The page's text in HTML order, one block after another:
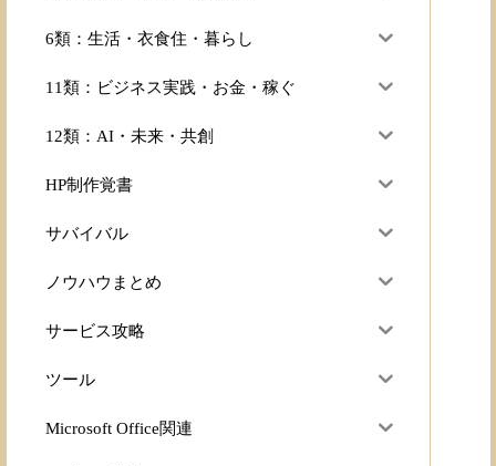
6類：生活・衣食住・暮らし
11類：ビジネス実践・お金・稼ぐ
12類：AI・未来・共創
HP制作覚書
サバイバル
ノウハウまとめ
サービス攻略
ツール
Microsoft Office関連